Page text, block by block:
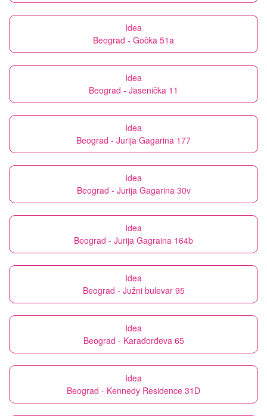
Idea
Beograd - Gočka 51a
Idea
Beograd - Jasenička 11
Idea
Beograd - Jurija Gagarina 177
Idea
Beograd - Jurija Gagarina 30v
Idea
Beograd - Jurija Gagraina 164b
Idea
Beograd - Južni bulevar 95
Idea
Beograd - Karađorđeva 65
Idea
Beograd - Kennedy Residence 31D